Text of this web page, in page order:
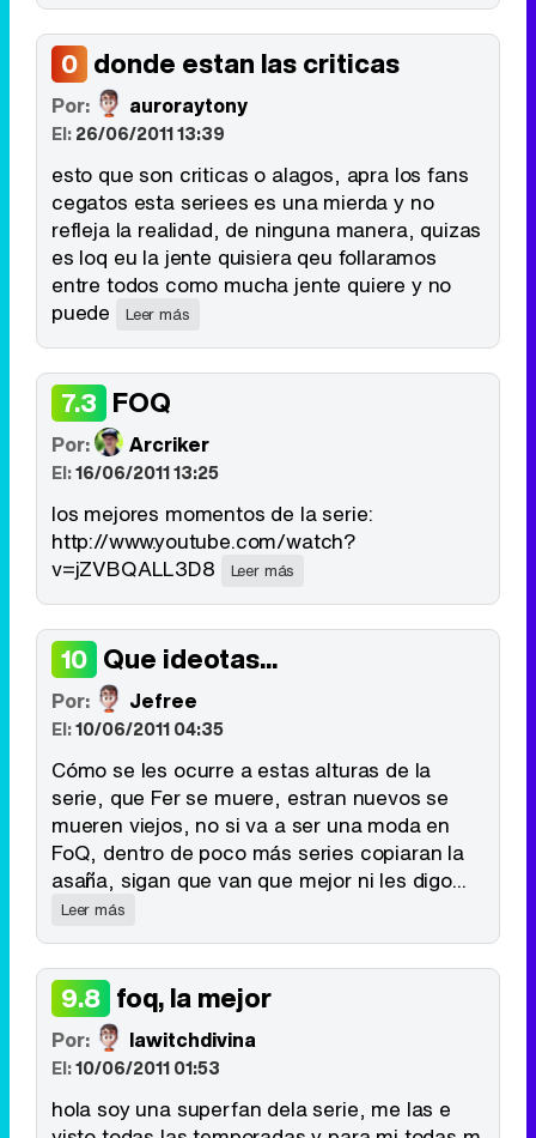
0 donde estan las criticas
Por: auroraytony
El:26/06/2011 13:39
esto que son criticas o alagos, apra los fans
cegatos esta seriees es una mierda y no
refleja la realidad, de ninguna manera, quizas
es loq eu la jente quisiera qeu follaramos
entre todos como mucha jente quiere y no
puede
Leer más
7.3 FOQ
Por: Arcriker
El:16/06/2011 13:25
los mejores momentos de la serie:
http://www.youtube.com/watch?
v=jZVBQALL3D8
Leer más
10 Que ideotas...
Por: Jefree
El:10/06/2011 04:35
Cómo se les ocurre a estas alturas de la
serie, que Fer se muere, estran nuevos se
mueren viejos, no si va a ser una moda en
FoQ, dentro de poco más series copiaran la
asaña, sigan que van que mejor ni les digo...
Leer más
9.8 foq, la mejor
Por: lawitchdivina
El:10/06/2011 01:53
hola soy una superfan dela serie, me las e